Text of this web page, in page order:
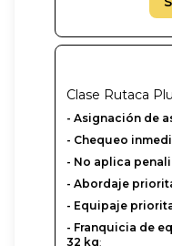
Clase Rutaca
- Asignación de
- Chequeo
- No aplica
- Abordaje
- Equipaje
- Franquicia de
32 kg: